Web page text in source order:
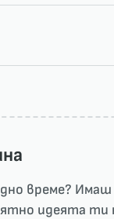
време? Имаш
идеята ти